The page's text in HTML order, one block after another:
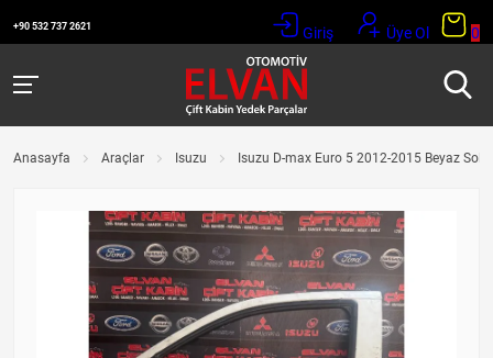
+90 532 737 2621 Giriş Üye Ol 0
Anasayfa Araçlar Isuzu Isuzu D-max Euro 5 2012-2015 Beyaz Sol